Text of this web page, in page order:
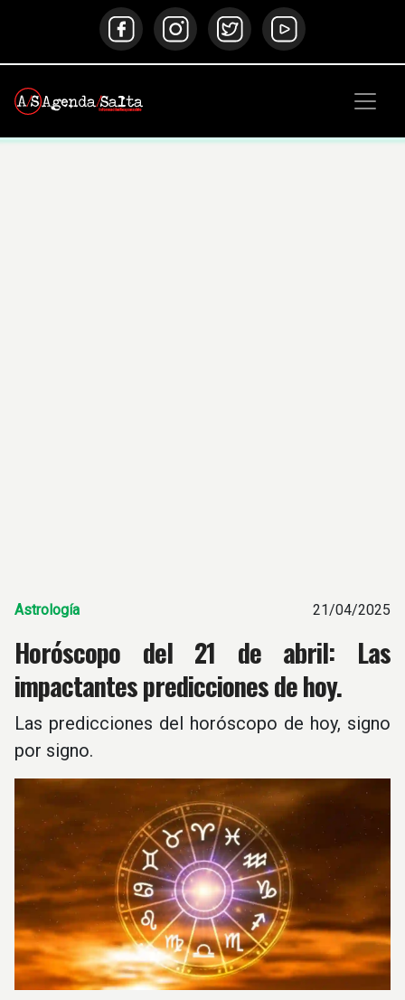
Astrología 21/04/2025
Horóscopo del 21 de abril: Las
impactantes predicciones de hoy.
Las predicciones del horóscopo de hoy, signo
por signo.